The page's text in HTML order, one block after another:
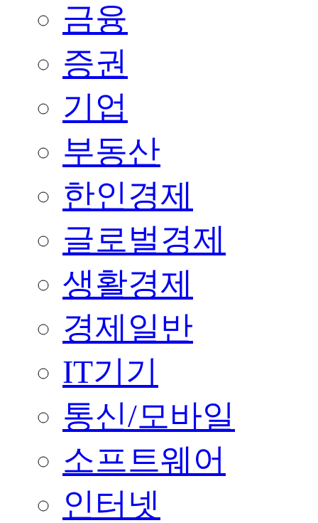
금융
증권
기업
부동산
한인경제
글로벌경제
생활경제
경제일반
IT기기
통신/모바일
소프트웨어
인터넷